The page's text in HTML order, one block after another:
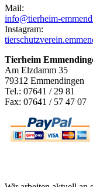
Mail:
info@tierheim-
Instagram:
Tierheim
Am Elzdamm 35
79312 Emmendingen
Tel.: 07641 / 29 81
Fax: 07641 / 57 47 07